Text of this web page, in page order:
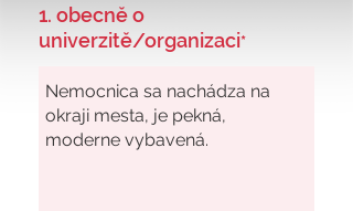
1. obecně o
univerzitě/organizaci*